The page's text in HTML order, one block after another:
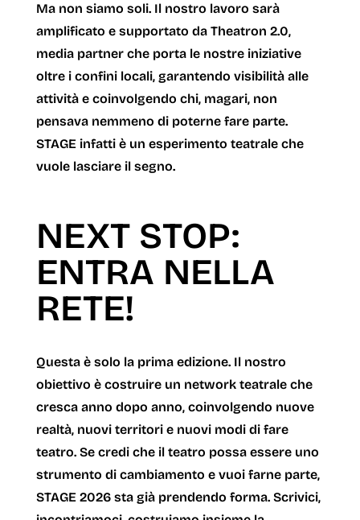
Ma non siamo soli. Il nostro lavoro sarà
amplificato e supportato da Theatron 2.0,
media partner che porta le nostre iniziative
oltre i confini locali, garantendo visibilità alle
attività e coinvolgendo chi, magari, non
pensava nemmeno di poterne fare parte.
STAGE infatti è un esperimento teatrale che
vuole lasciare il segno.
NEXT STOP:
ENTRA NELLA
RETE!
Questa è solo la prima edizione. Il nostro
obiettivo è costruire un network teatrale che
cresca anno dopo anno, coinvolgendo nuove
realtà, nuovi territori e nuovi modi di fare
teatro. Se credi che il teatro possa essere uno
strumento di cambiamento e vuoi farne parte,
STAGE 2026 sta già prendendo forma. Scrivici,